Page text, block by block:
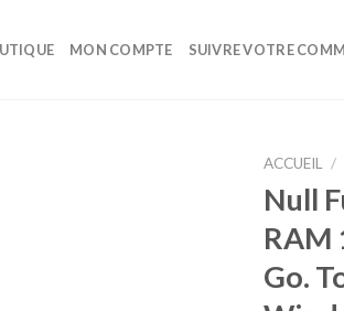
MON COMPTE SUIVRE VOTRE
ACCUEIL /
Null
RAM
Go.